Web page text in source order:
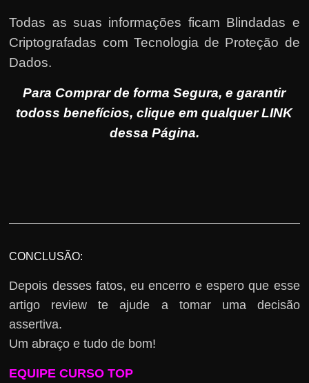
Todas as suas informações ficam Blindadas e
Criptografadas com Tecnologia de Proteção de
Dados.
Para Comprar de forma Segura, e garantir
todoss benefícios, clique em qualquer LINK
dessa Página.
CONCLUSÃO:
Depois desses fatos, eu encerro e espero que esse
artigo review te ajude a tomar uma decisão
assertiva.
Um abraço e tudo de bom!
EQUIPE CURSO TOP